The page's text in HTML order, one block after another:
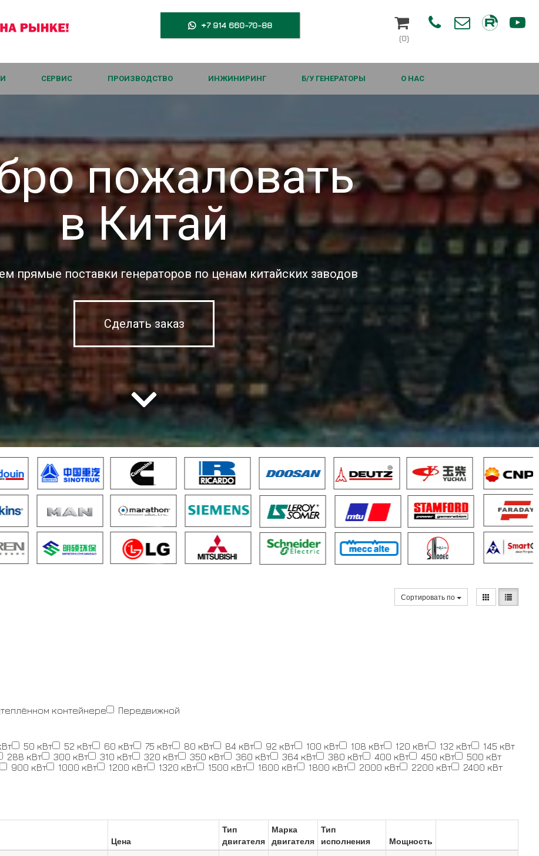
 +7 914 660-70-88 
(0)
  
СЕРВИС ПРОИЗВОДСТВО ИНЖИНИРИНГ Б/У ГЕНЕРАТОРЫ О НАС
пожаловать
в Китай
прямые поставки генераторов по ценам китайских заводов
Сделать заказ
Сортировать по
контейнере
Передвижной
50 кВт 52 кВт 60 кВт 75 кВт 80 кВт 84 кВт 92 кВт 100 кВт 108 кВт 120 кВт 132 кВт
145 кВт
288 кВт 300 кВт 310 кВт 320 кВт 350 кВт 360 кВт 364 кВт 380 кВт 400 кВт 450 кВт
500 кВт
900 кВт 1000 кВт 1200 кВт 1320 кВт 1500 кВт 1600 кВт 1800 кВт 2000 кВт 2200 кВт
2400 кВт
Цена
Тип
двигателя
Марка
двигателя
Тип
исполнения
Мощность